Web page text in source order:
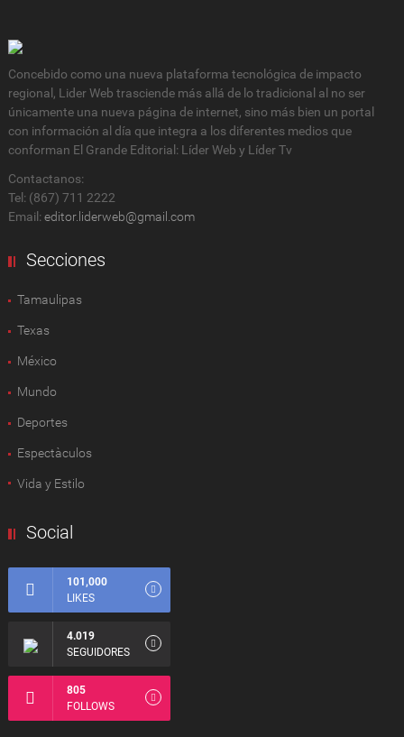
Concebido como una nueva plataforma tecnológica de impacto
regional, Lider Web trasciende más allá de lo tradicional al no ser
únicamente una nueva página de internet, sino más bien un portal
con información al día que integra a los diferentes medios que
conforman El Grande Editorial: Líder Web y Líder Tv
Contactanos:
Tel: (867) 711 2222
Email: editor.liderweb@gmail.com
Secciones
Tamaulipas
Texas
México
Mundo
Deportes
Espectàculos
Vida y Estilo
Social
101,000
LIKES
4.019
SEGUIDORES
805
FOLLOWS